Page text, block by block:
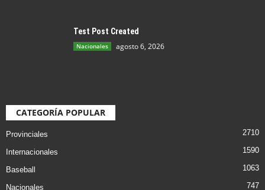
Test Post Created
Nacionales agosto 6, 2026
CATEGORÍA POPULAR
Provinciales 2710
Internacionales 1590
Baseball 1063
Nacionales 747